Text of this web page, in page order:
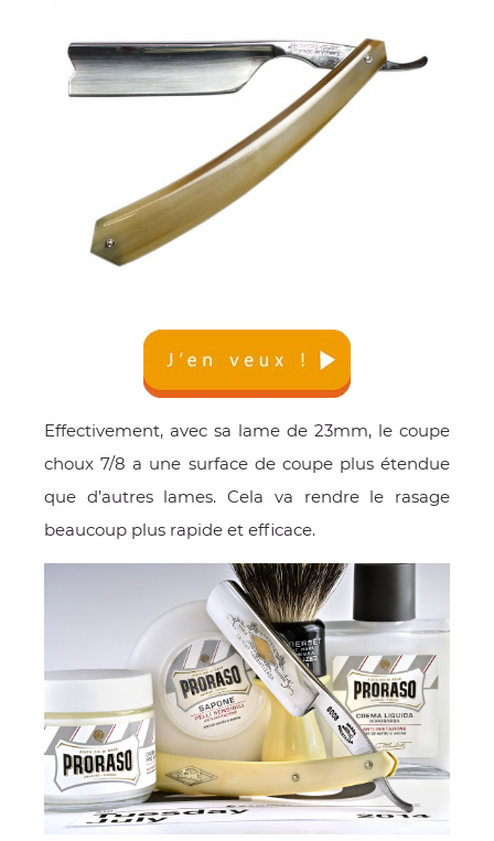
Effectivement, avec sa lame de 23mm, le coupe
choux 7/8 a une surface de coupe plus étendue
que d’autres lames. Cela va rendre le rasage
beaucoup plus rapide et efficace.